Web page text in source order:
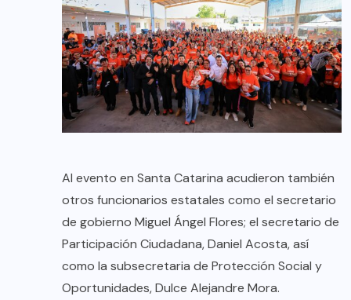
Al evento en Santa Catarina acudieron también
otros funcionarios estatales como el secretario
de gobierno Miguel Ángel Flores; el secretario de
Participación Ciudadana, Daniel Acosta, así
como la subsecretaria de Protección Social y
Oportunidades, Dulce Alejandre Mora.